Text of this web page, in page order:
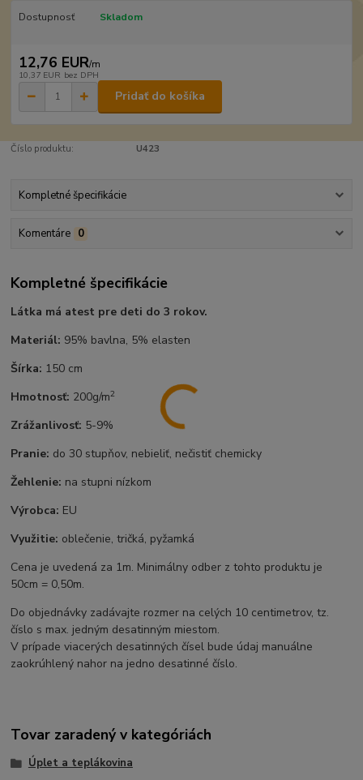
Dostupnosť Skladom
12,76 EUR/m
10,37 EUR bez DPH
Pridať do košíka
Číslo produktu: U423
Kompletné špecifikácie
Komentáre 0
Kompletné špecifikácie
Látka má atest pre deti do 3 rokov.
Materiál: 95% bavlna, 5% elasten
Šírka: 150 cm
Hmotnosť: 200g/m2
Zrážanlivosť: 5-9%
Pranie: do 30 stupňov, nebieliť, nečistiť chemicky
Žehlenie: na stupni nízkom
Výrobca: EU
Využitie: oblečenie, tričká, pyžamká
Cena je uvedená za 1m. Minimálny odber z tohto produktu je
50cm = 0,50m.
Do objednávky zadávajte rozmer na celých 10 centimetrov, tz.
číslo s max. jedným desatinným miestom.
V prípade viacerých desatinných čísel bude údaj manuálne
zaokrúhlený nahor na jedno desatinné číslo.
Tovar zaradený v kategóriách
Úplet a teplákovina